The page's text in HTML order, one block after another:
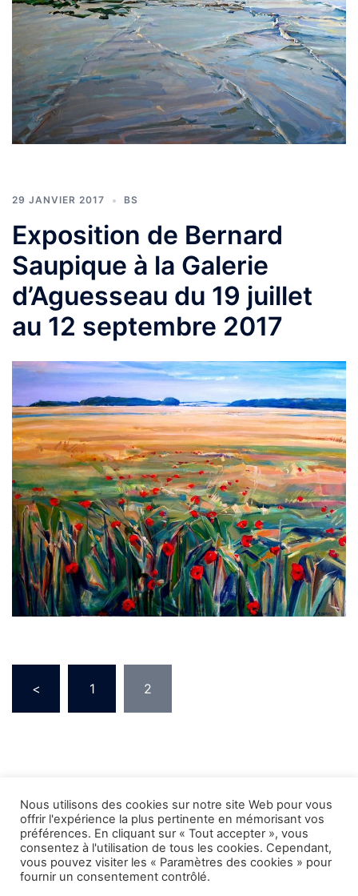
29 JANVIER 2017 BS
Exposition de Bernard
Saupique à la Galerie
d’Aguesseau du 19 juillet
au 12 septembre 2017
des
publications
< 1 2
Nous utilisons des cookies sur notre site Web pour vous
offrir l'expérience la plus pertinente en mémorisant vos
préférences. En cliquant sur « Tout accepter », vous
consentez à l'utilisation de tous les cookies. Cependant,
vous pouvez visiter les « Paramètres des cookies » pour
fournir un consentement contrôlé.